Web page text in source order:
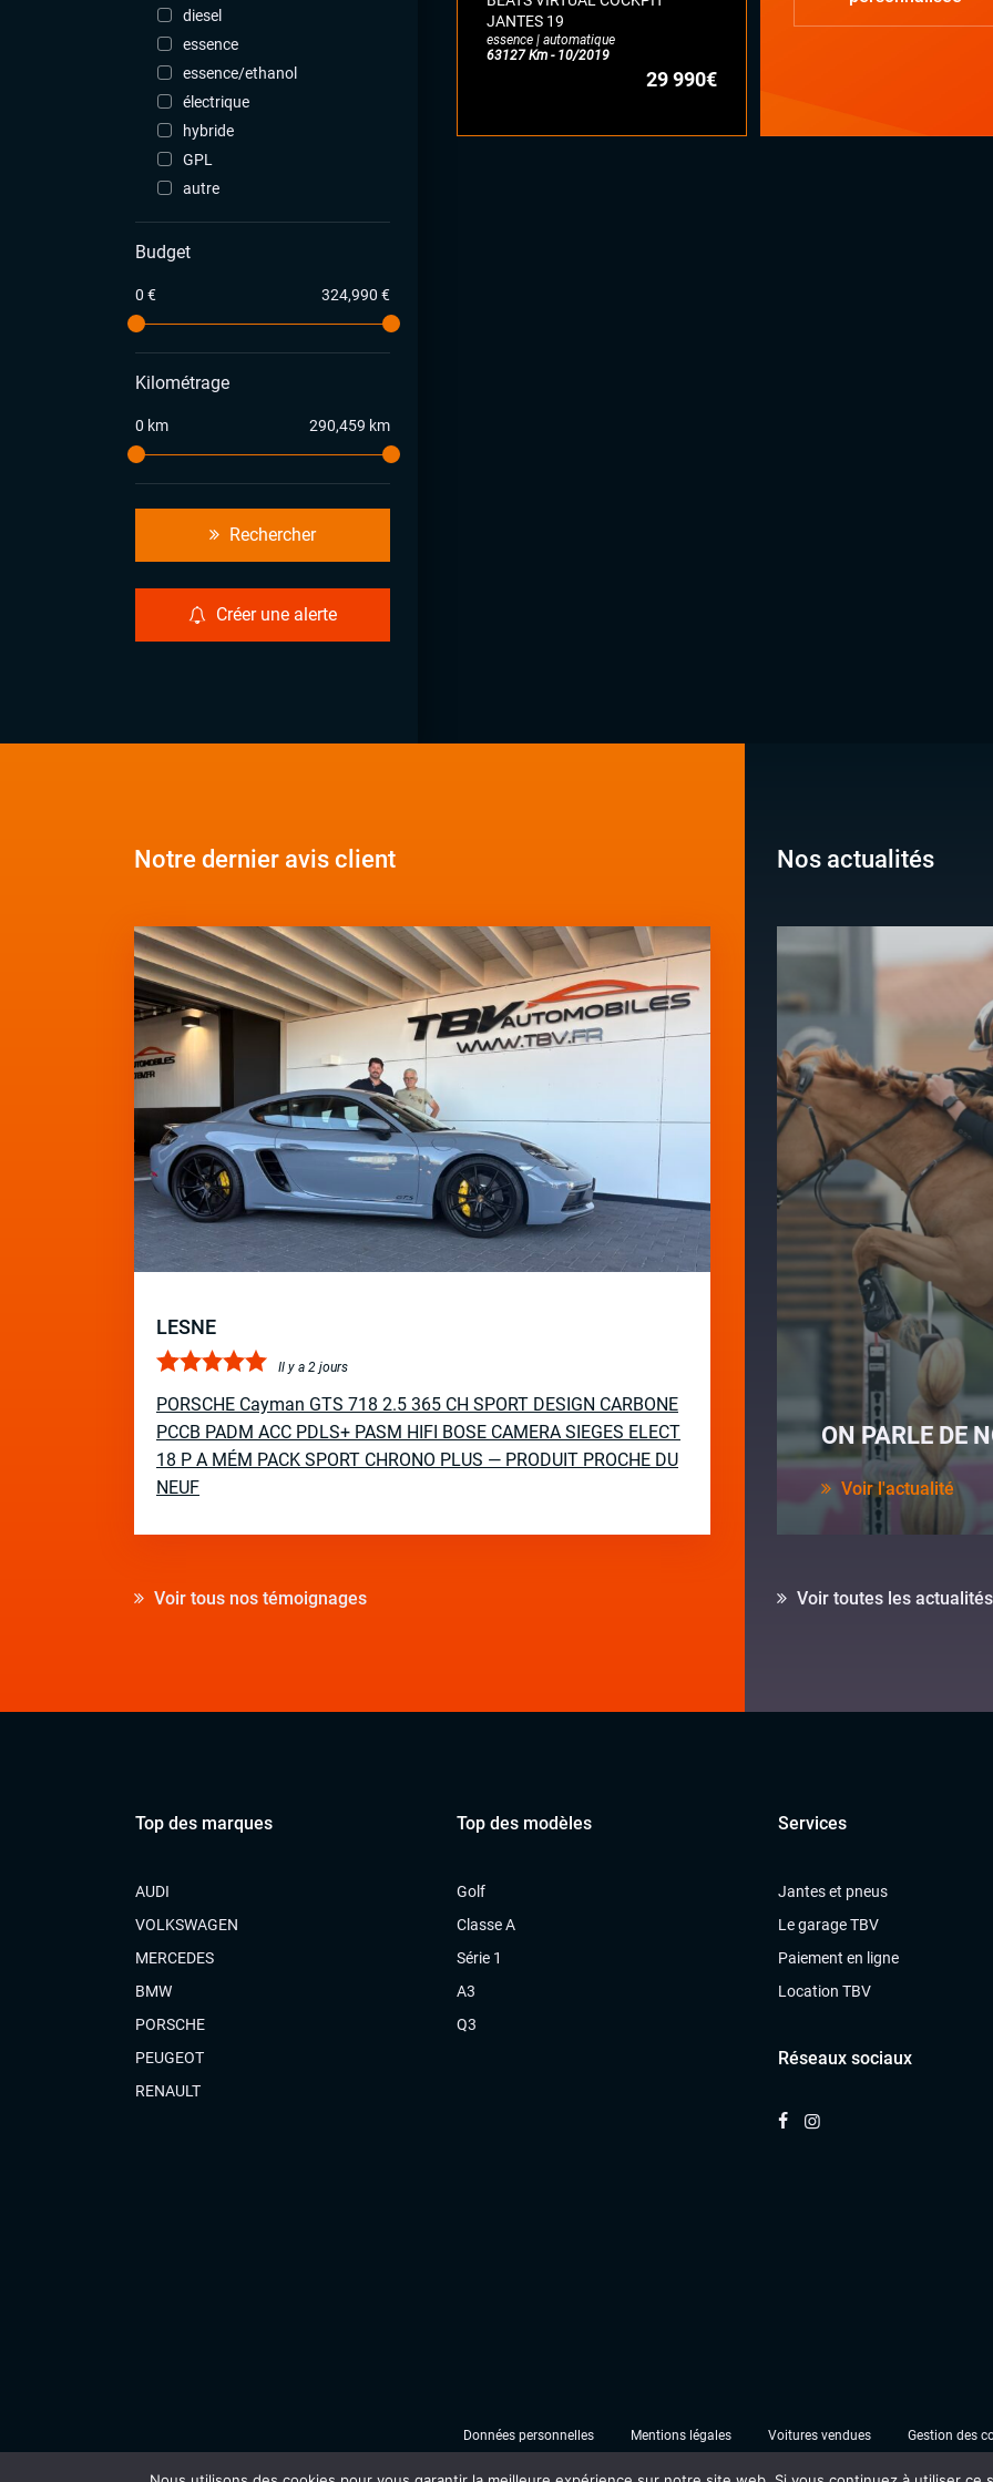
diesel
essence
essence/ethanol
électrique
hybride
GPL
autre
Budget
0 € 324,990 €
Kilométrage
0 km 290,459 km
Rechercher
Créer une alerte
JANTES 19
essence | automatique
63127 Km - 10/2019
29 990€
Notre dernier avis client
LESNE
Il y a 2 jours
PORSCHE Cayman GTS 718 2.5 365 CH SPORT DESIGN CARBONE
PCCB PADM ACC PDLS+ PASM HIFI BOSE CAMERA SIEGES ELECT
18 P A MÉM PACK SPORT CHRONO PLUS — PRODUIT PROCHE DU
NEUF
Voir tous nos témoignages
Nos actualités
ON PARLE DE
Voir l'actualité
Voir toutes les actualités
Top des marques
AUDI
VOLKSWAGEN
MERCEDES
BMW
PORSCHE
PEUGEOT
RENAULT
Top des modèles
Golf
Classe A
Série 1
A3
Q3
Services
Jantes et pneus
Le garage TBV
Paiement en ligne
Location TBV
Réseaux sociaux
Données personnelles Mentions légales Voitures vendues Gestion des